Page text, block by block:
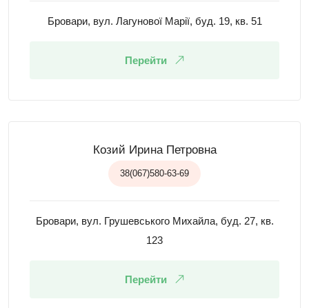
Бровари, вул. Лагунової Марії, буд. 19, кв. 51
Перейти
Козий Ирина Петровна
38(067)580-63-69
Бровари, вул. Грушевського Михайла, буд. 27, кв.
123
Перейти